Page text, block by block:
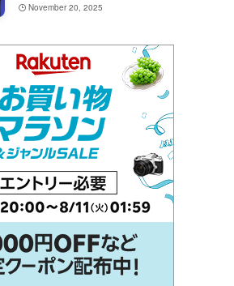
November 20, 2025